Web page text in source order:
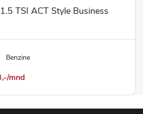
1.5 TSI ACT Style Business
Benzine
mnd